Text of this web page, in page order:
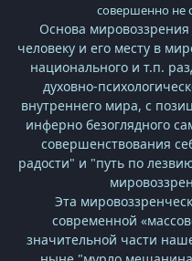
совершенно не
Основа
человеку и его месту в
национального и т.п.
духовно-
внутреннего мира, с
инферно безоглядного
совершенствования
радости" и "путь по
Эта
современной
значительной части